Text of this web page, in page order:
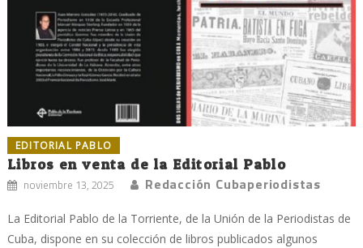
EDITORIAL PABLO
Libros en venta de la Editorial Pablo
noviembre 13, 2025 Redacción Cubaperiodistas
La Editorial Pablo de la Torriente, de la Unión de la Periodistas de
Cuba, dispone en su colección de libros publicados algunos